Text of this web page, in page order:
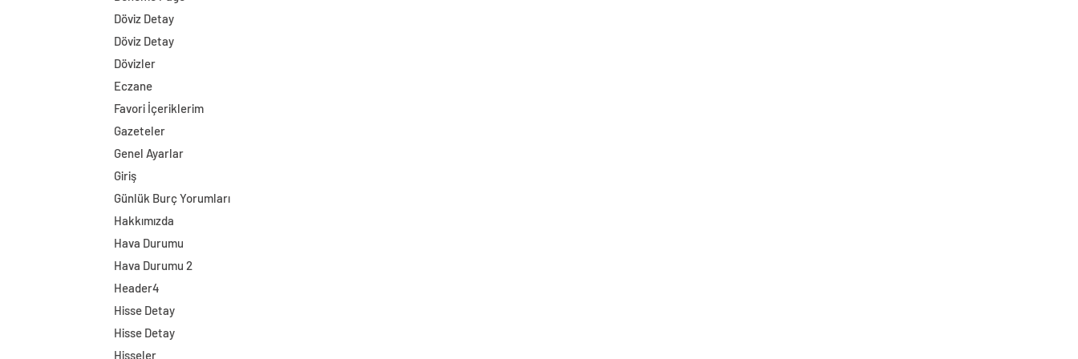
Döviz Detay
Döviz Detay
Dövizler
Eczane
Favori İçeriklerim
Gazeteler
Genel Ayarlar
Giriş
Günlük Burç Yorumları
Hakkımızda
Hava Durumu
Hava Durumu 2
Header4
Hisse Detay
Hisse Detay
Hisseler